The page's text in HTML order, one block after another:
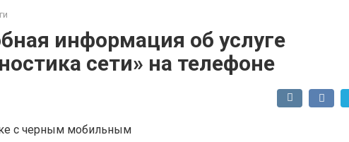
информация об услуге
сети» на телефоне